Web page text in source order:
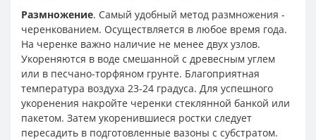
Размножение. Самый удобный метод размножения -
черенкованием. Осуществляется в любое время года.
На черенке важно наличие не менее двух узлов.
Укореняются в воде смешанной с древесным углем
или в песчано-торфяном грунте. Благоприятная
температура воздуха 23-24 градуса. Для успешного
укоренения накройте черенки стеклянной банкой или
пакетом. Затем укоренившиеся ростки следует
пересадить в подготовленные вазоны с субстратом.